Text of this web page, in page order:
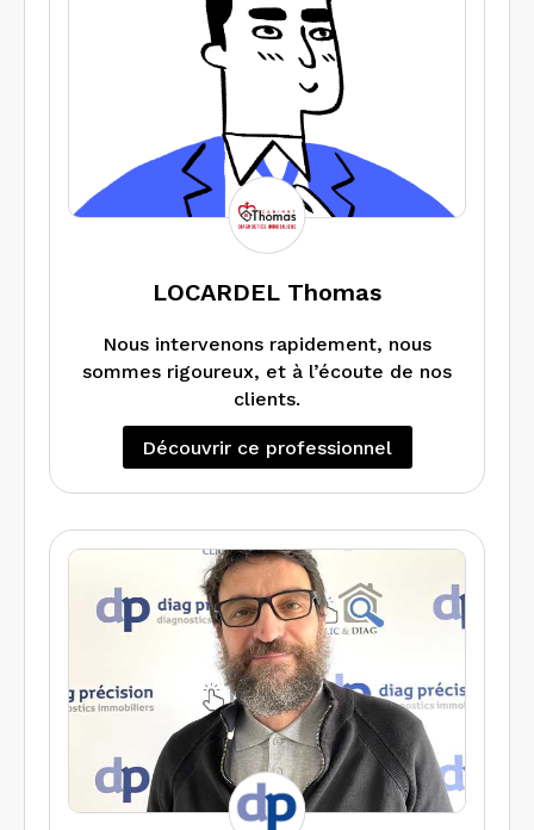
LOCARDEL Thomas
Nous intervenons rapidement, nous
sommes rigoureux, et à l’écoute de nos
clients.
Découvrir ce professionnel